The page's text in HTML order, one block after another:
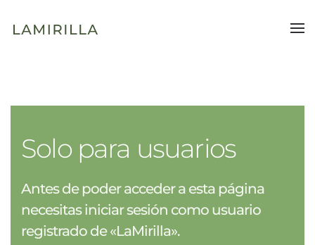
Ir al contenido principal
Solo para usuarios
Antes de poder acceder a esta página
necesitas iniciar sesión como usuario
registrado de «LaMirilla».